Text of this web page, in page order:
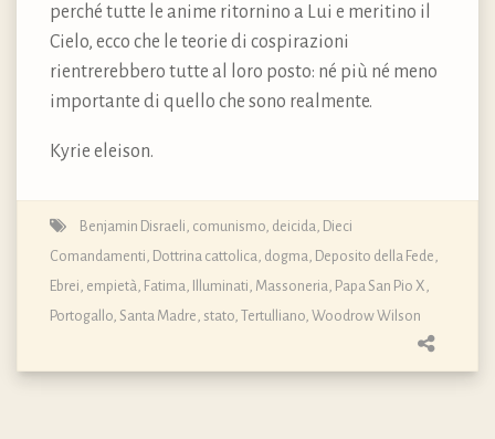
perché tutte le anime ritornino a Lui e meritino il
Cielo, ecco che le teorie di cospirazioni
rientrerebbero tutte al loro posto: né più né meno
importante di quello che sono realmente.
Kyrie eleison.
Benjamin Disraeli comunismo deicida Dieci
Comandamenti Dottrina cattolica, dogma, Deposito della Fede
Ebrei empietà Fatima Illuminati Massoneria Papa San Pio X
Portogallo Santa Madre stato Tertulliano Woodrow Wilson